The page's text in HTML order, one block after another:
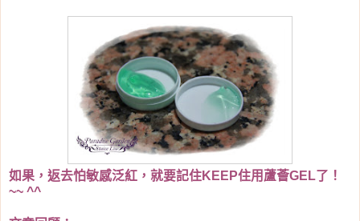
如果，返去怕敏感泛紅，就要記住KEEP住用蘆薈GEL了！
~~ ^^